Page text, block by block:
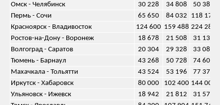
Омск - Челябинск
30 228 34 808
50 380
Пермь - Сочи
65 650 84 032
118 170
Красноярск - Владивосток
124 600 159 488 224 280
Ростов-на-Дону - Воронеж
18 678 21 508
31 130
Волгоград - Саратов
20 304 29 328
33 088
Тюмень - Барнаул
43 268 50 728
74 600
Махачкала - Тольятти
43 524 53 196
77 376
Иркутск - Хабаровск
80 000 102 400 144 000
Ульяновск - Ижевск
18 942 21 812
31 570